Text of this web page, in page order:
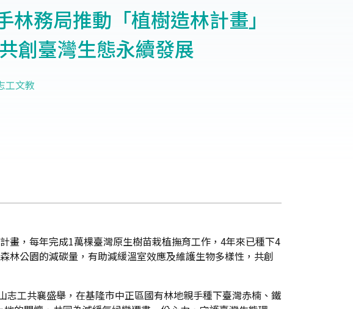
林務局推動「植樹造林計畫」
創臺灣生態永續發展
工文教
畫，每年完成1萬棵臺灣原生樹苗栽植撫育工作，4年來已種下4
林公園的減碳量，有助減緩溫室效應及維護生物多樣性，共創
工共襄盛舉，在基隆市中正區國有林地親手種下臺灣赤楠、鐵